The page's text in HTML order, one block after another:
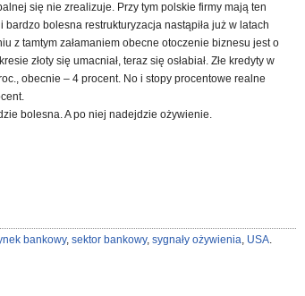
się nie zrealizuje. Przy tym polskie firmy mają ten
bardzo bolesna restrukturyzacja nastąpiła już w latach
z tamtym załamaniem obecne otoczenie biznesu jest o
złoty się umacniał, teraz się osłabiał. Złe kredyty w
obecnie – 4 procent. No i stopy procentowe realne
bolesna. A po niej nadejdzie ożywienie.
bankowy, sektor bankowy, sygnały ożywienia, USA.